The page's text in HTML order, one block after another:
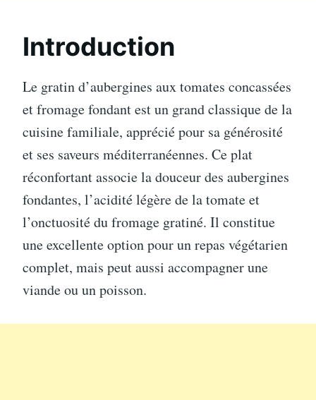
Introduction
Le gratin d’aubergines aux tomates concassées
et fromage fondant est un grand classique de la
cuisine familiale, apprécié pour sa générosité
et ses saveurs méditerranéennes. Ce plat
réconfortant associe la douceur des aubergines
fondantes, l’acidité légère de la tomate et
l’onctuosité du fromage gratiné. Il constitue
une excellente option pour un repas végétarien
complet, mais peut aussi accompagner une
viande ou un poisson.